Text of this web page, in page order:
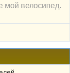
мой велосипед.